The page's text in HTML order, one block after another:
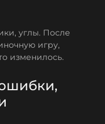
углы. После
игру,
изменилось.